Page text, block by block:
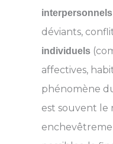
interpersonnels
déviants,
individuels
affectives,
phénomène
est souvent le